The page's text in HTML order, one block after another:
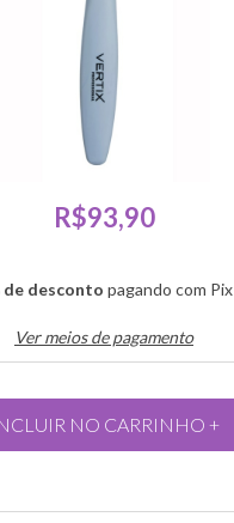
R$93,90
de desconto pagando com Pix
Ver meios de pagamento